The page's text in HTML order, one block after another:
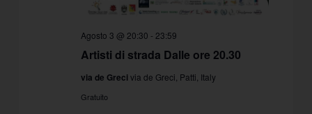
Artisti di strada Dalle ore 20.30
Agosto 3 @ 20:30 - 23:59
via de Greci via de Greci, Patti, Italy
Gratuito